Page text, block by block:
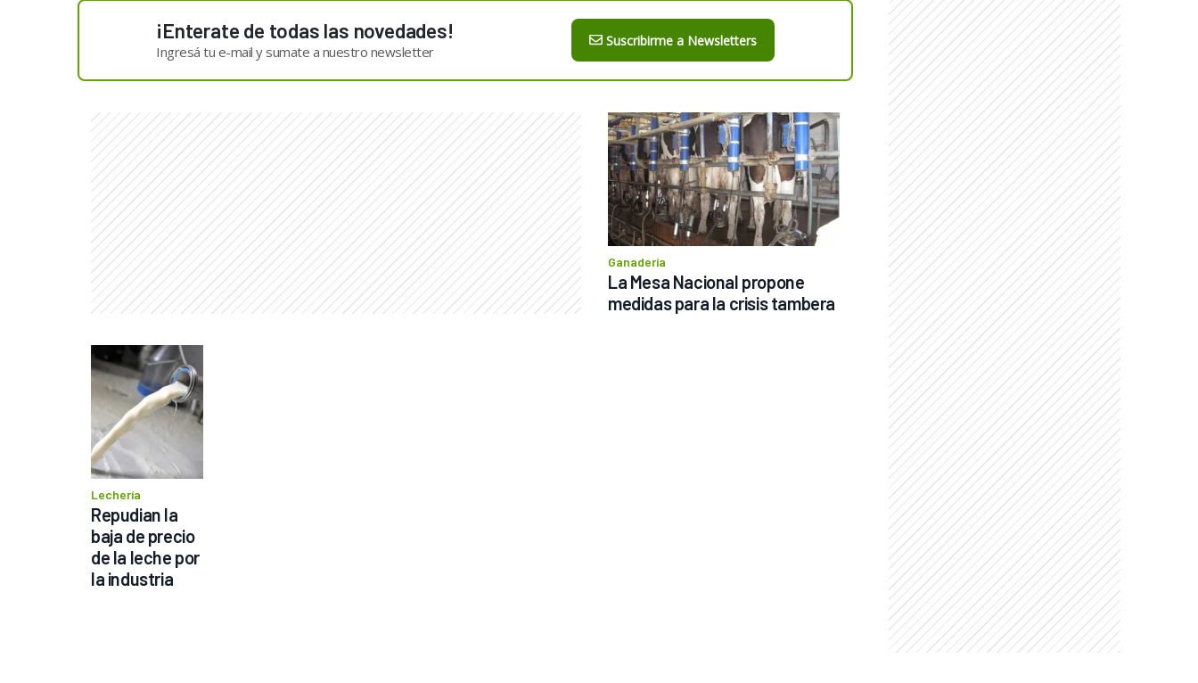
¡Enterate de todas las novedades!
Ingresá tu e-mail y sumate a nuestro newsletter
Suscribirme a Newsletters
Ganadería
La Mesa Nacional propone
medidas para la crisis tambera
Lechería
Repudian la
baja de precio
de la leche por
la industria